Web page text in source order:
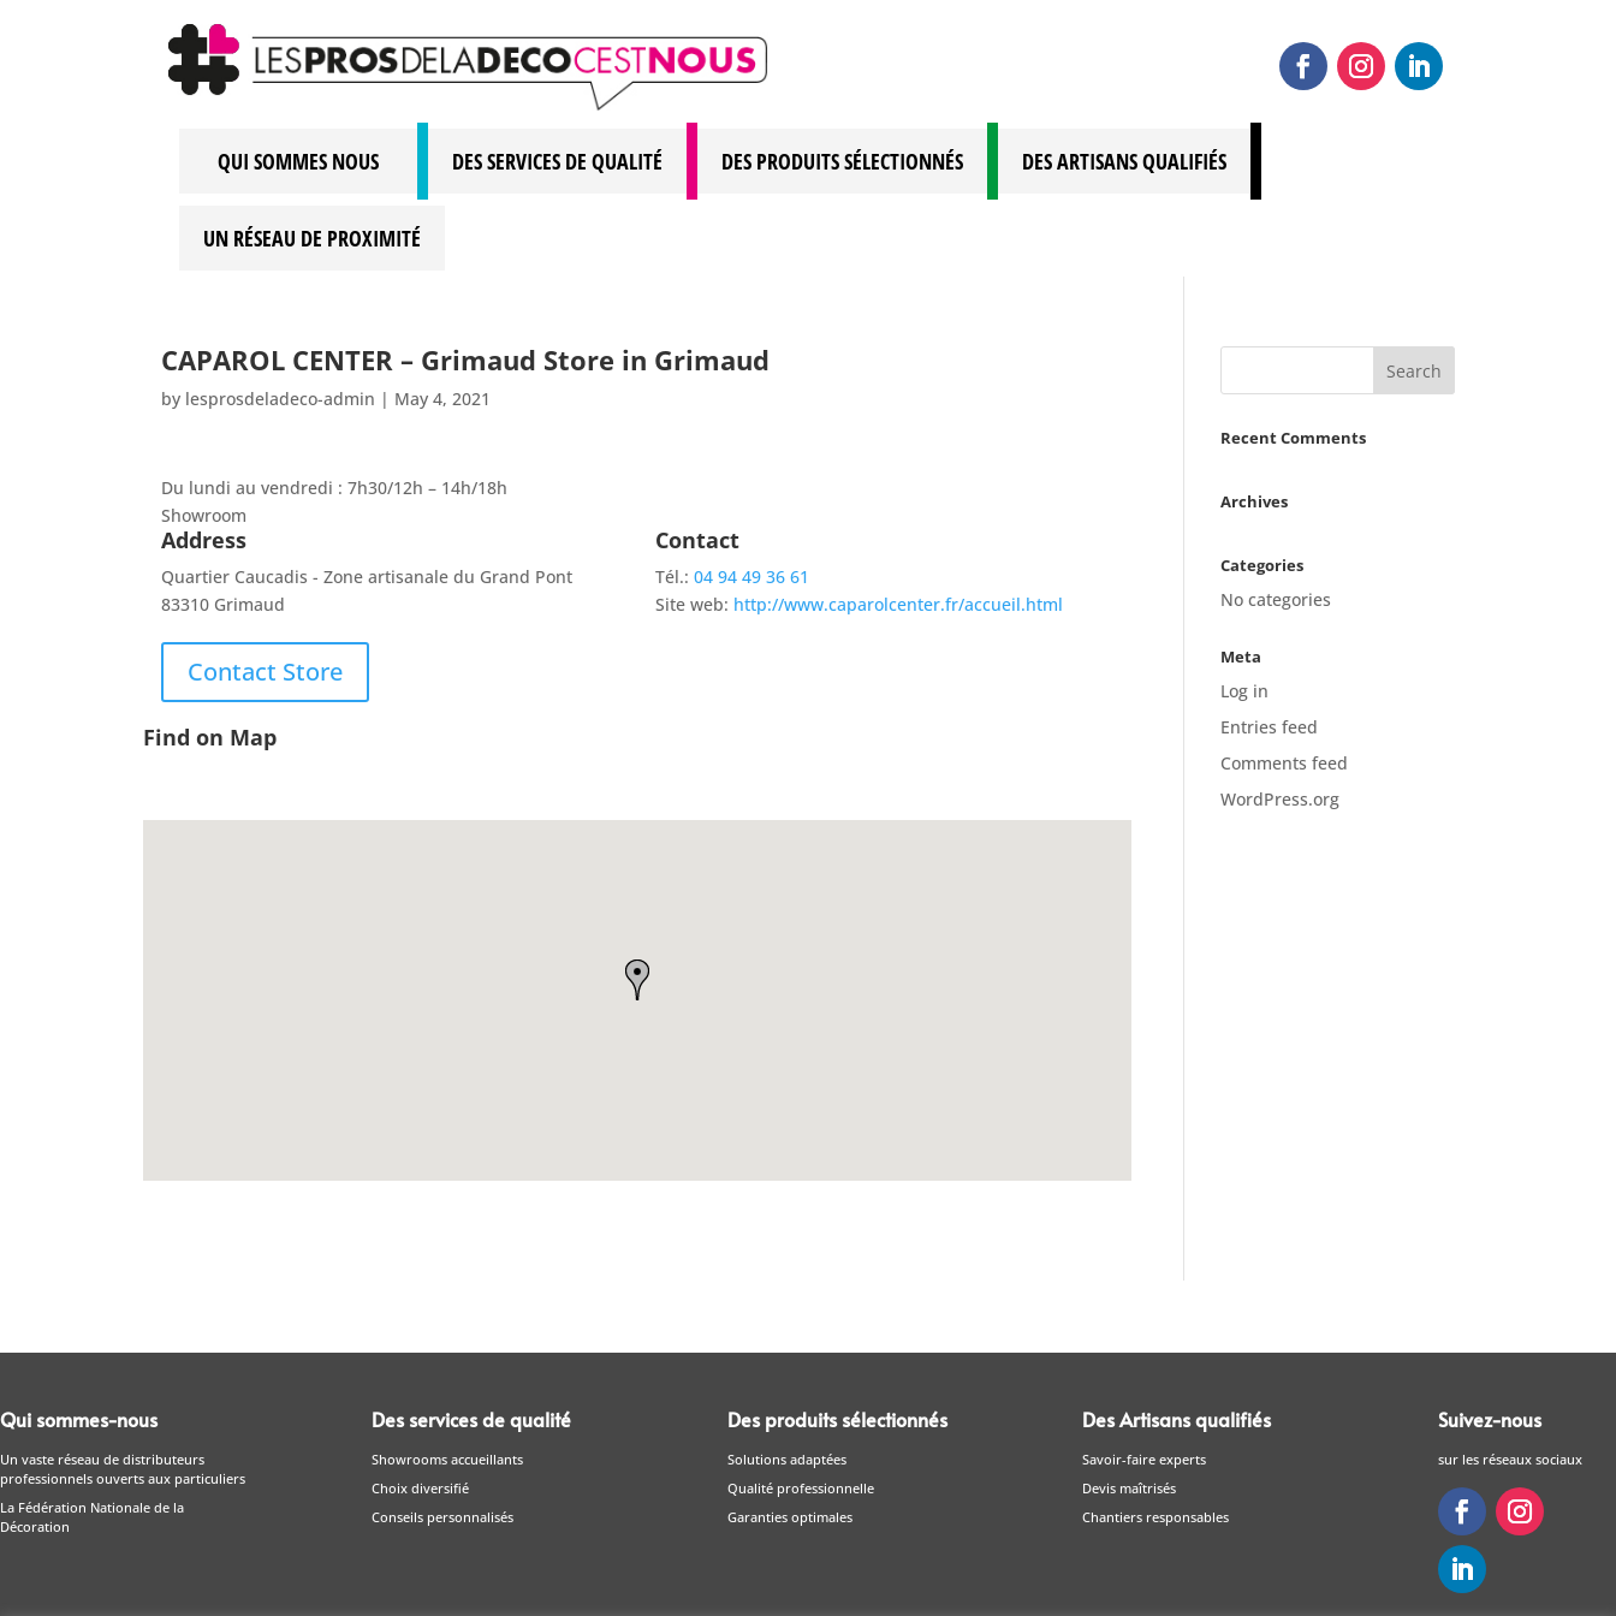
QUI SOMMES NOUS DES SERVICES DE QUALITÉ DES PRODUITS SÉLECTIONNÉS DES ARTISANS QUALIFIÉS
UN RÉSEAU DE PROXIMITÉ
CAPAROL CENTER – Grimaud Store in Grimaud
by lesprosdeladeco-admin | May 4, 2021
Du lundi au vendredi : 7h30/12h – 14h/18h
Showroom
Address
Quartier Caucadis - Zone artisanale du Grand Pont
83310 Grimaud
Contact
Tél.:04 94 49 36 61
Site web: http://www.caparolcenter.fr/accueil.html
Contact Store
Find on Map
Recent Comments
Archives
Categories
No categories
Meta
Log in
Entries feed
Comments feed
WordPress.org
Qui sommes-nous
Un vaste réseau de distributeurs
professionnels ouverts aux particuliers
La Fédération Nationale de la
Décoration
Des services de qualité
Showrooms accueillants
Choix diversifié
Conseils personnalisés
Des produits sélectionnés
Solutions adaptées
Qualité professionnelle
Garanties optimales
Des Artisans qualifiés
Savoir-faire experts
Devis maîtrisés
Chantiers responsables
Suivez-nous
sur les réseaux sociaux